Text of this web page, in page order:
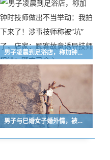
男子凌晨到足浴店，称加钟时技师做出不当举动：我拍下来了！涉事技师称被“坑”了，店家：顾客故意诱导技师犯错；警方已介入
男子与已婚女子婚外情，被女方丈夫发现后双方约定见面，酒后开车撞“情敌”结果错撞路人；法院：故意杀人罪